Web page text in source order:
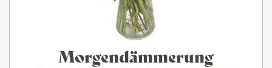
Morgendämmerung